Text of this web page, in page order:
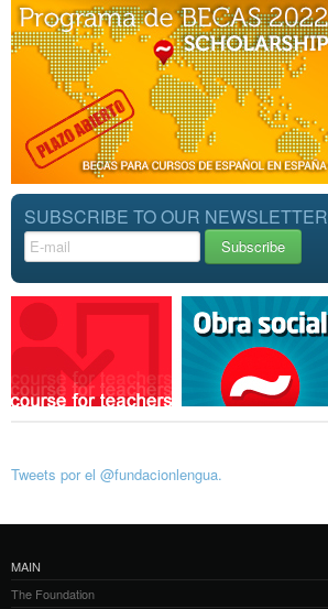
SUBSCRIBE TO OUR NEWSLETTER
Tweets por el @fundacionlengua.
MAIN
The Foundation